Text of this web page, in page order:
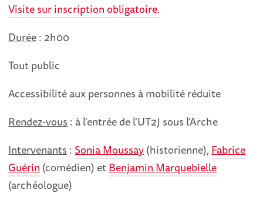
Visite sur inscription obligatoire.
Durée: 2h00
Tout public
Accessibilité aux personnes à mobilité réduite
Rendez-vous : à l'entrée de l'UT2J sous l'Arche
Intervenants : Sonia Moussay(historienne), Fabrice
Guérin (comédien) etBenjamin Marquebielle
(archéologue)